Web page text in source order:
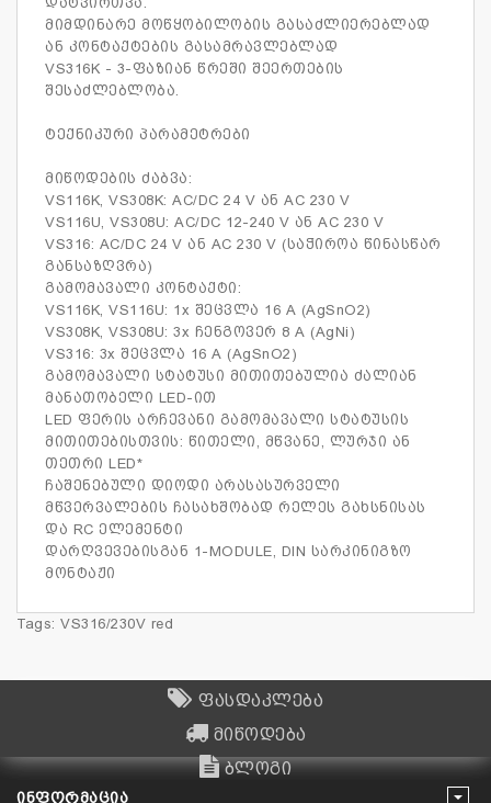
მიმდინარე მოწყობილობის გასაძლიერებლად
ან კონტაქტების გასამრავლებლად
VS316K - 3-ფაზიან წრეში შეერთების
შესაძლებლობა.
ტექნიკური პარამეტრები
მიწოდების ძაბვა:
VS116K, VS308K: AC/DC 24 V ან AC 230 V
VS116U, VS308U: AC/DC 12-240 V ან AC 230 V
VS316: AC/DC 24 V ან AC 230 V (საჭიროა წინასწარ
განსაზღვრა)
გამომავალი კონტაქტი:
VS116K, VS116U: 1x შეცვლა 16 A (AgSnO2)
VS308K, VS308U: 3x ჩენგოვერ 8 A (AgNi)
VS316: 3x შეცვლა 16 A (AgSnO2)
გამომავალი სტატუსი მითითებულია ძალიან
მანათობელი LED-ით
LED ფერის არჩევანი გამომავალი სტატუსის
მითითებისთვის: წითელი, მწვანე, ლურჯი ან
თეთრი LED*
ჩაშენებული დიოდი არასასურველი
მწვერვალების ჩასახშობად რელეს გახსნისას
და RC ელემენტი
დარღვევებისგან 1-MODULE, DIN სარკინიგზო
მონტაჟი
Tags: VS316/230V red
ფასდაკლება
მიწოდება
ბლოგი
ᲘᲜᲤᲝᲠᲛᲐᲪᲘᲐ